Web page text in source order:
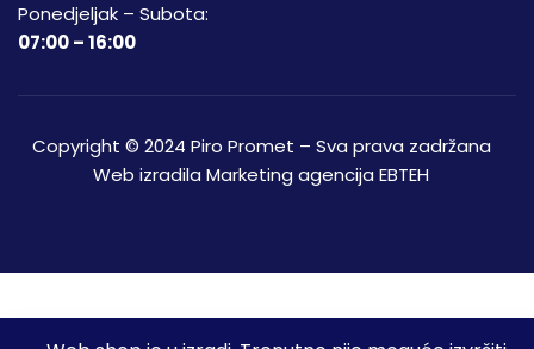
Ponedjeljak – Subota:
07:00 – 16:00
Copyright © 2024 Piro Promet – Sva prava zadržana
Web izradila Marketing agencija EBTEH